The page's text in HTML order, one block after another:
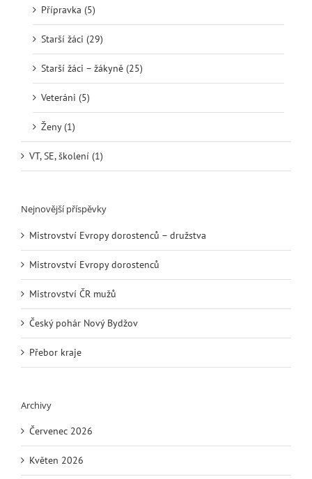
Přípravka (5)
Starší žáci (29)
Starší žáci – žákyně (25)
Veteráni (5)
Ženy (1)
VT, SE, školení (1)
Nejnovější příspěvky
Mistrovství Evropy dorostenců – družstva
Mistrovství Evropy dorostenců
Mistrovství ČR mužů
Český pohár Nový Bydžov
Přebor kraje
Archivy
Červenec 2026
Květen 2026